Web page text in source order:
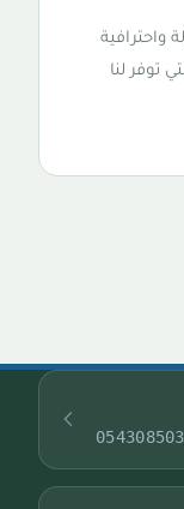
توفر لنا